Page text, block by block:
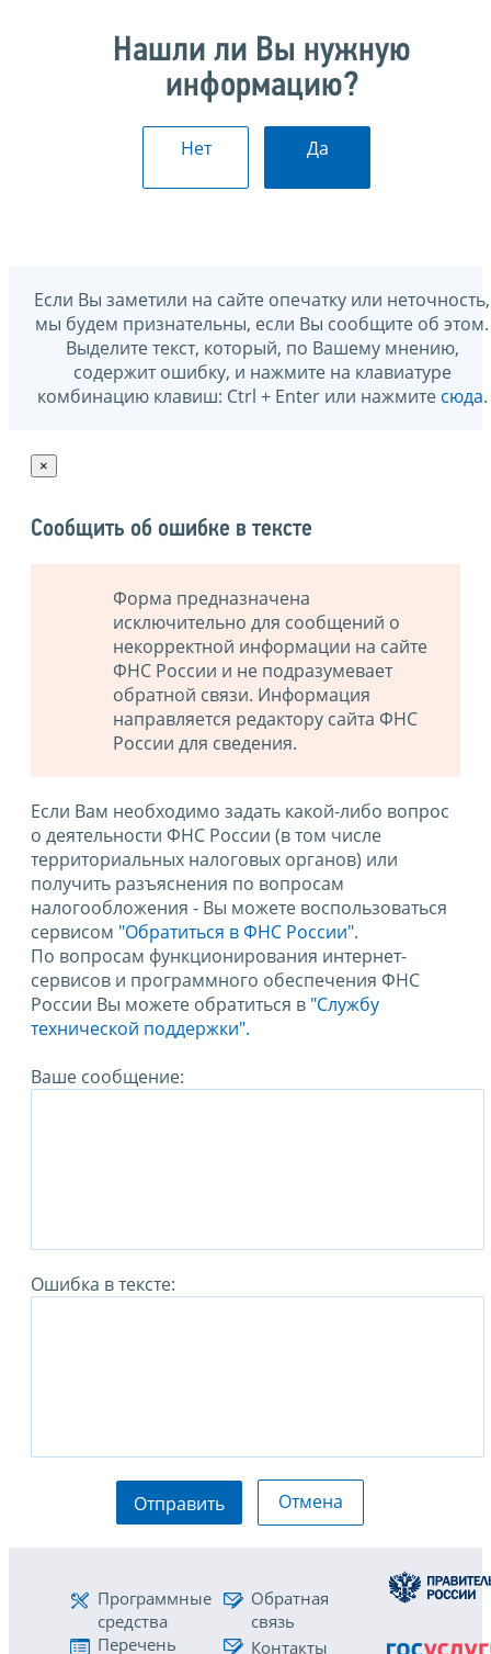
Нашли ли Вы нужную
информацию?
Нет Да
Если Вы заметили на сайте опечатку или неточность,
мы будем признательны, если Вы сообщите об этом.
Выделите текст, который, по Вашему мнению,
содержит ошибку, и нажмите на клавиатуре
комбинацию клавиш: Ctrl + Enter или нажмите сюда.
×
Сообщить об ошибке в тексте
Форма предназначена
исключительно для сообщений о
некорректной информации на сайте
ФНС России и не подразумевает
обратной связи. Информация
направляется редактору сайта ФНС
России для сведения.
Если Вам необходимо задать какой-либо вопрос
о деятельности ФНС России (в том числе
территориальных налоговых органов) или
получить разъяснения по вопросам
налогообложения - Вы можете воспользоваться
сервисом "Обратиться в ФНС России".
По вопросам функционирования интернет-
сервисов и программного обеспечения ФНС
России Вы можете обратиться в "Службу
технической поддержки".
Ваше сообщение:
Ошибка в тексте:
Отправить Отмена
Программные
средства
Перечень
Обратная
связь
Контакты